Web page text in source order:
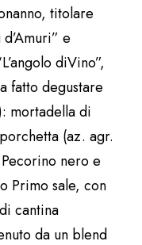
titolare
e
diVino”,
fatto degustare
mortadella di
(az. agr.
nero e
Primo sale, con
cantina
da un blend